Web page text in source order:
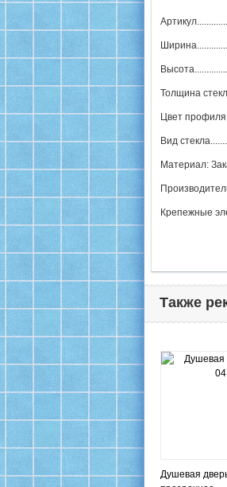
Толщина
Цвет
Вид
Материал:
Крепежные
Также
Душевая